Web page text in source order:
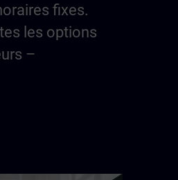
fixes.
les options
–